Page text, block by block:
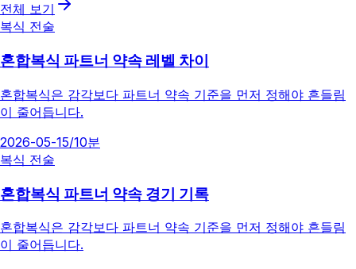
전체 보기
복식 전술
혼합복식 파트너 약속 레벨 차이
혼합복식은 감각보다 파트너 약속 기준을 먼저 정해야 흔들림
이 줄어듭니다.
2026-05-15/10분
복식 전술
혼합복식 파트너 약속 경기 기록
혼합복식은 감각보다 파트너 약속 기준을 먼저 정해야 흔들림
이 줄어듭니다.